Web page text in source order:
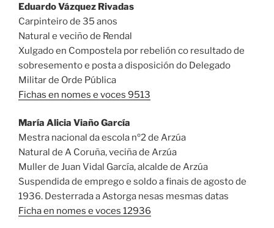
Eduardo Vázquez Rivadas
Carpinteiro de 35 anos
Natural e veciño de Rendal
Xulgado en Compostela por rebelión co resultado de
sobresemento e posta a disposición do Delegado
Militar de Orde Pública
Fichas en nomes e voces 9513
María Alicia Viaño García
Mestra nacional da escola nº2 de Arzúa
Natural de A Coruña, veciña de Arzúa
Muller de Juan Vidal García, alcalde de Arzúa
Suspendida de emprego e soldo a finais de agosto de
1936. Desterrada a Astorga nesas mesmas datas
Ficha en nomes e voces 12936